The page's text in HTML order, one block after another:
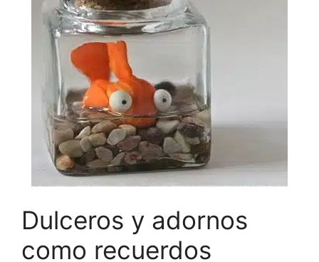
Dulceros y adornos
como recuerdos